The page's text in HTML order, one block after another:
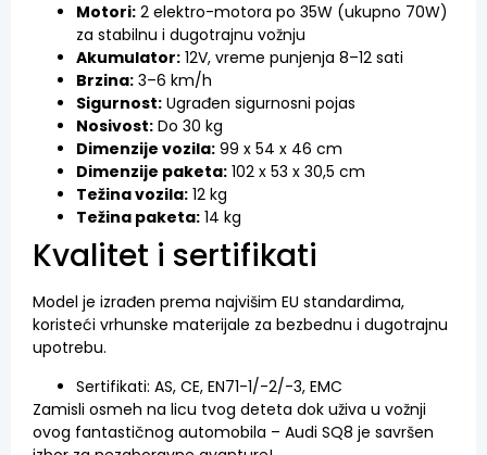
Motori: 2 elektro-motora po 35W (ukupno 70W)
za stabilnu i dugotrajnu vožnju
Akumulator: 12V, vreme punjenja 8–12 sati
Brzina: 3–6 km/h
Sigurnost: Ugrađen sigurnosni pojas
Nosivost: Do 30 kg
Dimenzije vozila: 99 x 54 x 46 cm
Dimenzije paketa: 102 x 53 x 30,5 cm
Težina vozila: 12 kg
Težina paketa: 14 kg
Kvalitet i sertifikati
Model je izrađen prema najvišim EU standardima,
koristeći vrhunske materijale za bezbednu i dugotrajnu
upotrebu.
Sertifikati: AS, CE, EN71-1/-2/-3, EMC
Zamisli osmeh na licu tvog deteta dok uživa u vožnji
ovog fantastičnog automobila – Audi SQ8 je savršen